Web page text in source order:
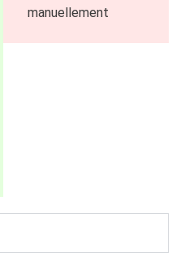
manuellement